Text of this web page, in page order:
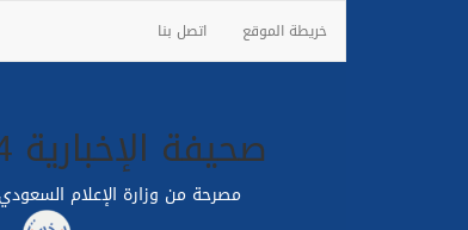
خريطة الموقع اتصل بنا
صحيفة الإخبارية 24
مصرحة من وزارة الإعلام السعودي